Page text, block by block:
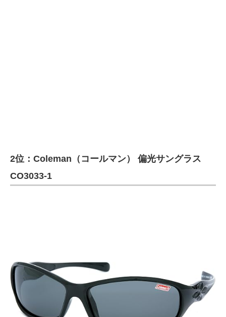
2位：Coleman（コールマン） 偏光サングラス
CO3033-1